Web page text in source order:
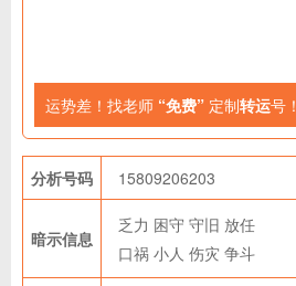
运势差！找老师 “免费” 定制转运号！
分析号码 15809206203
暗示信息
乏力 困守 守旧 放任
口祸 小人 伤灾 争斗